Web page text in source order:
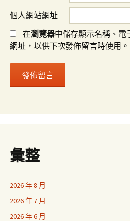
個人網站網址
在瀏覽器中儲存顯示名稱、電
網址，以供下次發佈留言時使用。
彙整
2026 年 8 月
2026 年 7 月
2026 年 6 月